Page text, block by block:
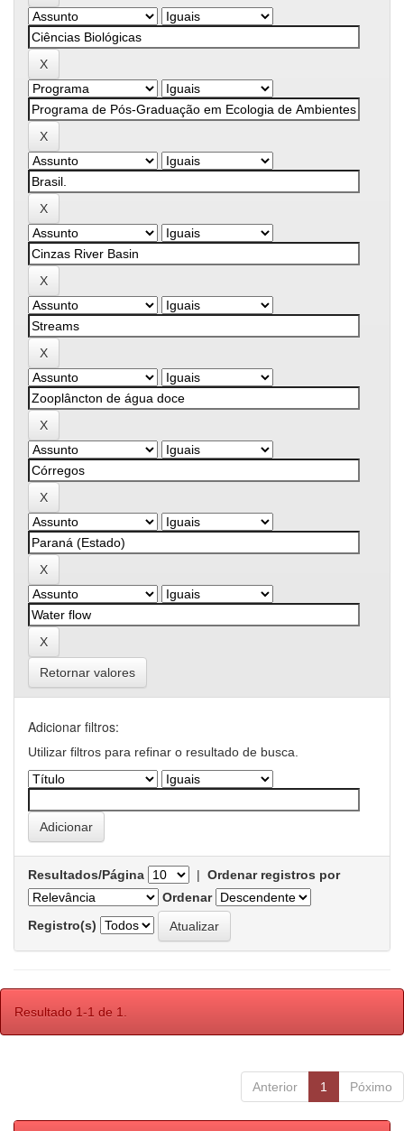
Retornar valores
Adicionar filtros:
Utilizar filtros para refinar o resultado de busca.
Resultados/Página | Ordenar registros por
Ordenar
Registro(s)
Resultado 1-1 de 1.
Anterior 1 Póximo